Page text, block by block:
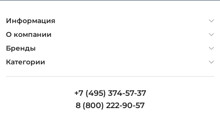
Информация
Политика конфиденциальности
Гарантия
Оплата и доставка
О компании
О компании
Контакты
Бренды
Artelamp
Категории
Люстры
+7 (495) 374-57-37
8 (800) 222-90-57